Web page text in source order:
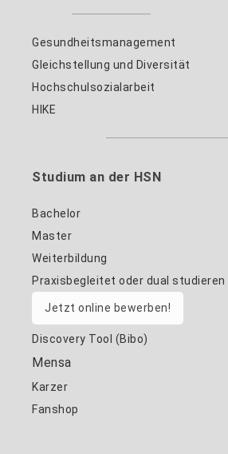
Gesundheitsmanagement
Gleichstellung und Diversität
Hochschulsozialarbeit
HIKE
Studium an der HSN
Bachelor
Master
Weiterbildung
Praxisbegleitet oder dual studieren
Jetzt online bewerben!
Discovery Tool (Bibo)
Mensa
Karzer
Fanshop